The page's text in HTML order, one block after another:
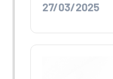
27/03/2025